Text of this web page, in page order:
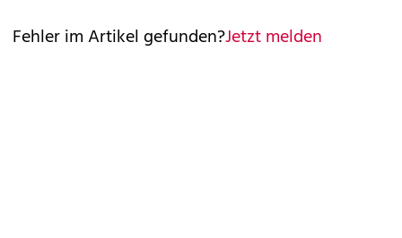
Fehler im Artikel gefunden?Jetzt melden